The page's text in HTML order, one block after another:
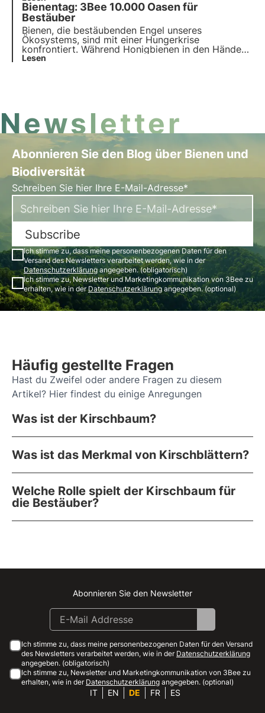
haben. Dank ihnen werden 80 % der Kulturen auf
natürliche Weise bestäubt.
Bienentag: 3Bee 10.000 Oasen für
Bestäuber
Bienen, die bestäubenden Engel unseres
Ökosystems, sind mit einer Hungerkrise
konfrontiert. Während Honigbienen in den Händen
von Imkern Schutz und Pflege finden, kämpfen
Lesen
Newsletter
Abonnieren Sie den Blog über Bienen und
Biodiversität
Schreiben Sie hier Ihre E-Mail-Adresse*
Subscribe
Ich stimme zu, dass meine personenbezogenen Daten für den
Versand des Newsletters verarbeitet werden, wie in der
Datenschutzerklärungangegeben. (obligatorisch)
Ich stimme zu, Newsletter und Marketingkommunikation von 3Bee zu
erhalten, wie in derDatenschutzerklärungangegeben. (optional)
Häufig gestellte Fragen
Hast du Zweifel oder andere Fragen zu diesem
Artikel? Hier findest du einige Anregungen
Was ist der Kirschbaum?
Was ist das Merkmal von Kirschblättern?
Welche Rolle spielt der Kirschbaum für
die Bestäuber?
Instagram
Facebook
Linkedin
Youtube
Abonnieren Sie den Newsletter
Ich stimme zu, dass meine personenbezogenen Daten für den Versand
des Newsletters verarbeitet werden, wie in der Datenschutzerklärung
angegeben. (obligatorisch)
Ich stimme zu, Newsletter und Marketingkommunikation von 3Bee zu
erhalten, wie in der Datenschutzerklärung angegeben. (optional)
IT EN DE FR ES